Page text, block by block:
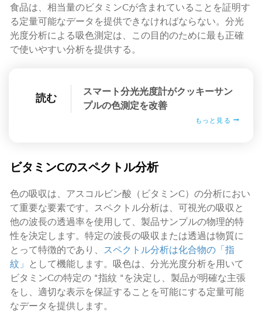
食品は、相当量のビタミンCが含まれていることを証明す
る定量可能なデータを提供できなければならない。分光
光度分析による吸色測定は、この目的のために最も正確
で使いやすい分析を提供する。
読む
スマート分光光度計がクッキーサン
プルの色測定を改善
もっと見る
ビタミンCのスペクトル分析
色の吸収は、アスコルビン酸（ビタミンC）の分析におい
て重要な要素です。スペクトル分析は、可視光の吸収と
他の波長の透過率を使用して、製品サンプルの物理的特
性を決定します。特定の波長の吸収または透過は物質に
とって特徴的であり、 スペクトル分析は化合物の「指
紋」 として機能します。吸色は、分光光度分析を用いて
ビタミンCの特定の "指紋 "を決定し、製品が明確な主張
をし、適切な表示を保証することを可能にする定量可能
なデータを提供します。